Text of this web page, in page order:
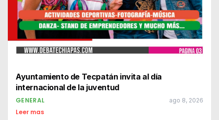
Ayuntamiento de Tecpatán invita al día
internacional de la juventud
GENERAL ago 8, 2026
Leer mas